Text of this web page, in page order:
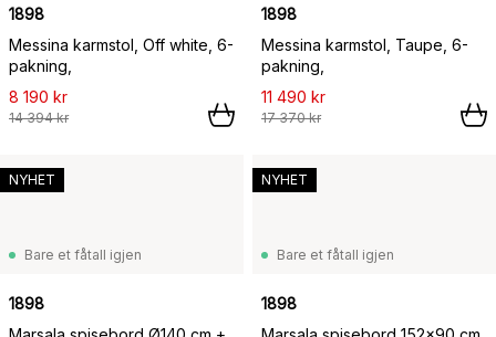
1898
Messina karmstol, Off white, 6-
pakning,
8 190 kr
14 394 kr
1898
Messina karmstol, Taupe, 6-
pakning,
11 490 kr
17 370 kr
Bare et fåtall igjen
1898
NYHET
Bare et fåtall igjen
1898
NYHET